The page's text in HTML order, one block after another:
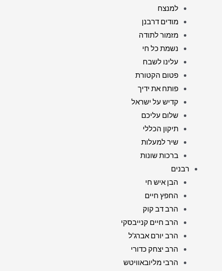
למנצח
מודים דרבנן
מזמור לתודה
נשמת כל חי
עלינו לשבח
פטום הקטורת
פותח את ידיך
קדיש על ישראל
שלום עליכם
תיקון הכללי
שיר למעלות
ברכות שונות
רבנים
הבן איש חי
החפץ חיים
הרב דב קוק
הרב חיים קנייבסקי
הרב יורם אברג'ל
הרב יצחק כדורי
הרבי מליובאוויטש